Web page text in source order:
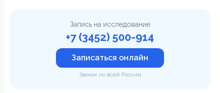
Запись на исследование
+7 (3452) 500-914
Записаться онлайн
Звонок по всей России